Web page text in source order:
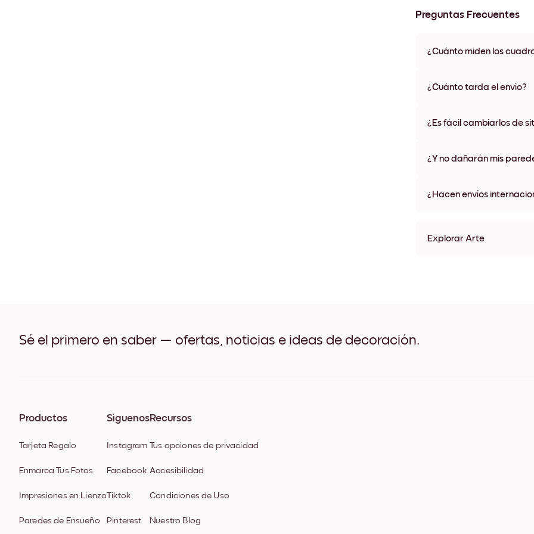
Preguntas Frecuentes
¿Cuánto miden los
materiales y colores de
¿Cuánto tarda el envío?
algunos países. Te
¿Es fácil cambiarlos de
¿Y no dañarán mis
¿Hacen envíos
Explorar Arte
Sé el primero en saber — ofertas, noticias e ideas de decoración.
Productos
Tarjeta Regalo
Enmarca Tus Fotos
Impresiones en Lienzo
Paredes de Ensueño
Síguenos
Instagram
Facebook
Tiktok
Pinterest
Recursos
Tus opciones de privacidad
Accesibilidad
Condiciones de Uso
Nuestro Blog